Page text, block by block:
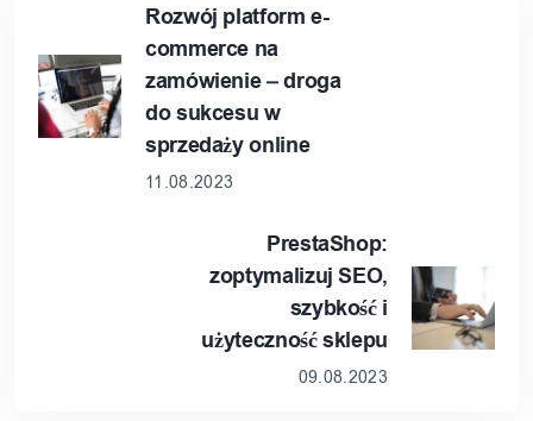
Rozwój platform e-
commerce na
zamówienie – droga
do sukcesu w
sprzedaży online
11.08.2023
PrestaShop:
zoptymalizuj SEO,
szybkość i
użyteczność sklepu
09.08.2023